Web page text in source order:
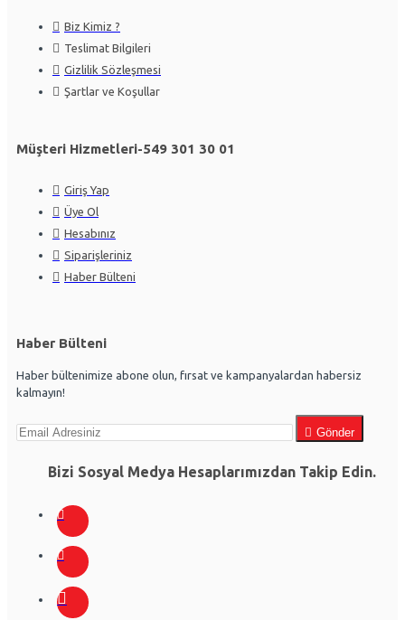
Biz Kimiz ?
Teslimat Bilgileri
Gizlilik Sözleşmesi
Şartlar ve Koşullar
Müşteri Hizmetleri-549 301 30 01
Giriş Yap
Üye Ol
Hesabınız
Siparişleriniz
Haber Bülteni
Haber Bülteni
Haber bültenimize abone olun, fırsat ve kampanyalardan habersiz
kalmayın!
Gönder
Bizi Sosyal Medya Hesaplarımızdan Takip Edin.